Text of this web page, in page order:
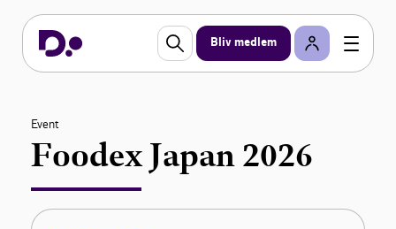
Bliv medlem
Event
Foodex Japan 2026